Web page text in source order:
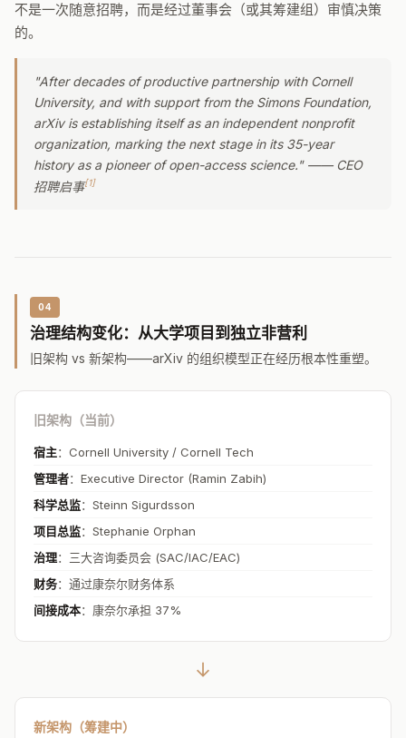
不是一次随意招聘，而是经过董事会（或其筹建组）审慎决策
的。
"After decades of productive partnership with Cornell
University, and with support from the Simons Foundation,
arXiv is establishing itself as an independent nonprofit
organization, marking the next stage in its 35-year
history as a pioneer of open-access science." —— CEO
招聘启事[1]
04
治理结构变化：从大学项目到独立非营利
旧架构 vs 新架构——arXiv 的组织模型正在经历根本性重塑。
旧架构（当前）
宿主：Cornell University / Cornell Tech
管理者：Executive Director (Ramin Zabih)
科学总监：Steinn Sigurdsson
项目总监：Stephanie Orphan
治理：三大咨询委员会 (SAC/IAC/EAC)
财务：通过康奈尔财务体系
间接成本：康奈尔承担 37%
→
新架构（筹建中）